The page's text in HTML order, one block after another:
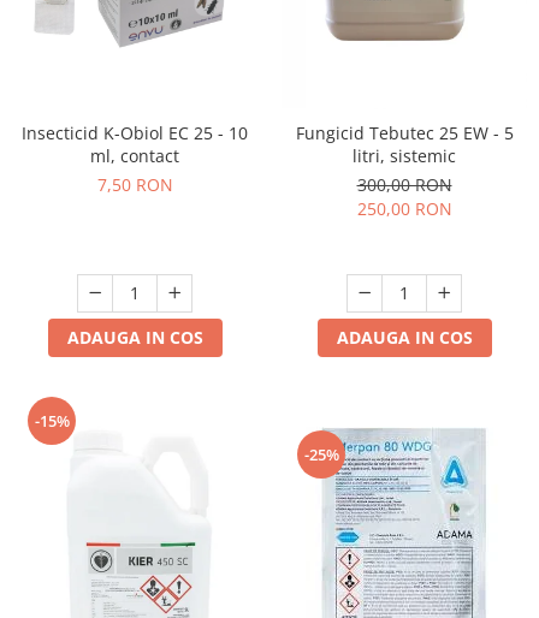
Insecticid K-Obiol EC 25 - 10
ml, contact
7,50 RON
ADAUGA IN COS
Fungicid Tebutec 25 EW - 5
litri, sistemic
300,00 RON
250,00 RON
ADAUGA IN COS
-15%
-25%